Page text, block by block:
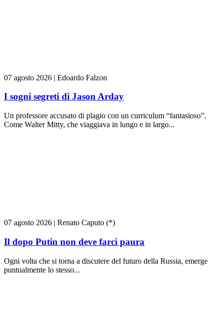
07 agosto 2026 | Edoardo Falzon
I sogni segreti di Jason Arday
Un professore accusato di plagio con un curriculum “fantasioso”.
Come Walter Mitty, che viaggiava in lungo e in largo...
07 agosto 2026 | Renato Caputo (*)
Il dopo Putin non deve farci paura
Ogni volta che si torna a discutere del futuro della Russia, emerge
puntualmente lo stesso...